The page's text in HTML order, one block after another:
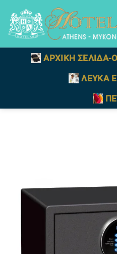
στο
περιεχόμενο
ΑΡΧΙΚΗ ΣΕΛΙΔΑ-
ΛΕΥΚΑ